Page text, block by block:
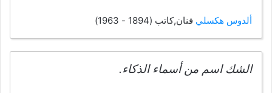
ألدوس هكسلي فنان,كاتب (1894 - 1963)
الشك اسم من أسماء الذكاء.